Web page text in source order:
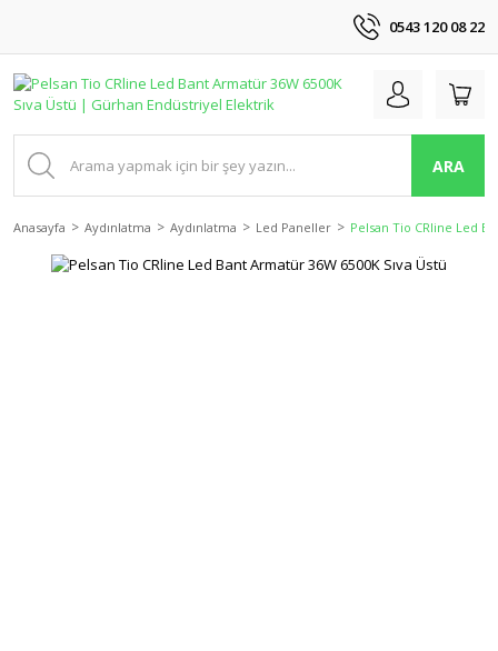
0543 120 08 22
ARA
Anasayfa Aydınlatma Aydınlatma Led Paneller Pelsan Tio CRline Led